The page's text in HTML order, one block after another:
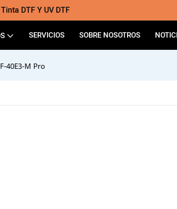
DTF Y UV DTF
SERVICIOS SOBRE NOSOTROS
40E3-M Pro